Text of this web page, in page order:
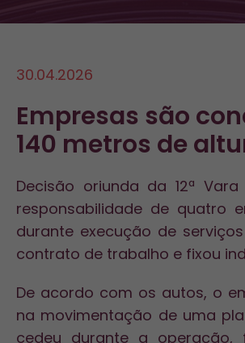
30.04.2026
Empresas são
140 metros de
Decisão oriunda da 12ª
responsabilidade de quatro
durante execução de
contrato de trabalho e fixou
De acordo com os autos, o
na movimentação de uma
cedeu durante a